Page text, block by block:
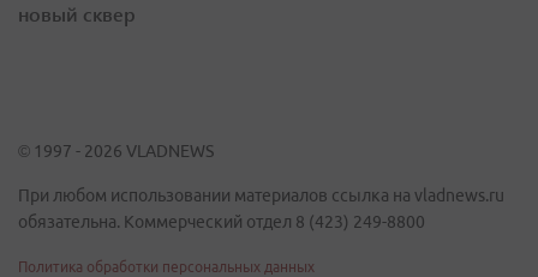
новый сквер
© 1997 - 2026 VLADNEWS
При любом использовании материалов ссылка на vladnews.ru
обязательна. Коммерческий отдел 8 (423) 249-8800
Политика обработки персональных данных